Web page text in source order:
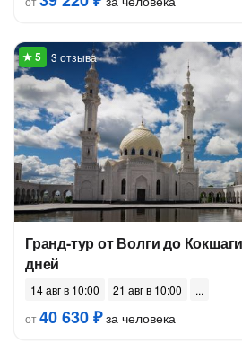
3 отзыва
Гранд-тур от Волги до
дней
14 авг в 10:00
21 авг в 10:00
от40 630 ₽за человека